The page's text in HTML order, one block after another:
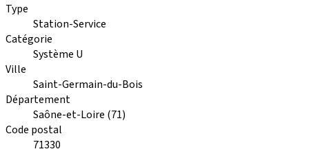
Type
Station-Service
Catégorie
Système U
Ville
Saint-Germain-du-Bois
Département
Saône-et-Loire (71)
Code postal
71330